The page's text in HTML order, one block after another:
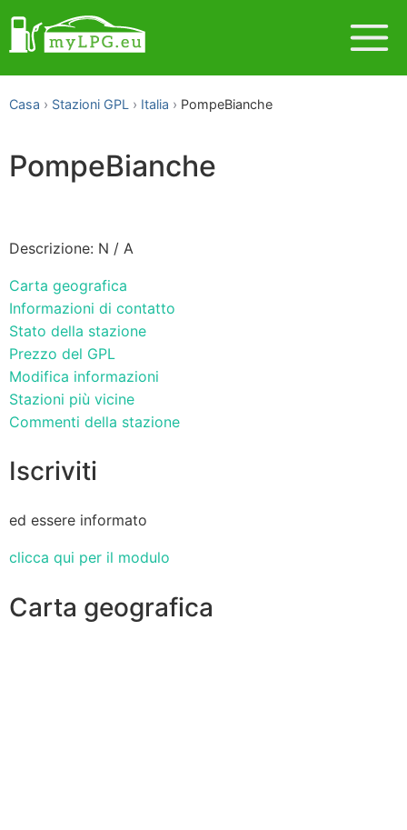
Casa Stazioni GPL Italia PompeBianche
PompeBianche
Descrizione: N / A
Carta geografica
Informazioni di contatto
Stato della stazione
Prezzo del GPL
Modifica informazioni
Stazioni più vicine
Commenti della stazione
Iscriviti
ed essere informato
clicca qui per il modulo
Carta geografica